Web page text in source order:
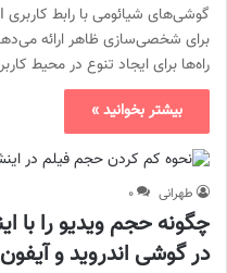
راه‌ها برای ایجاد تنوع در محیط
بیشتر بخوانید »
طهرانی ۰
چگونه حجم ویدیو را با
در گوشی اندروید و آیفون